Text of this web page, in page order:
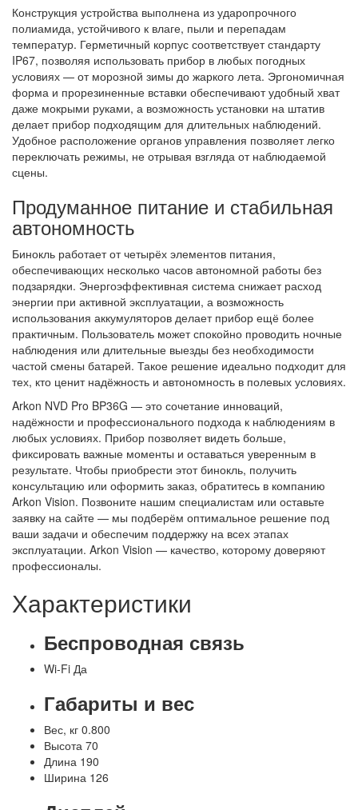
Конструкция устройства выполнена из ударопрочного
полиамида, устойчивого к влаге, пыли и перепадам
температур. Герметичный корпус соответствует стандарту
IP67, позволяя использовать прибор в любых погодных
условиях — от морозной зимы до жаркого лета. Эргономичная
форма и прорезиненные вставки обеспечивают удобный хват
даже мокрыми руками, а возможность установки на штатив
делает прибор подходящим для длительных наблюдений.
Удобное расположение органов управления позволяет легко
переключать режимы, не отрывая взгляда от наблюдаемой
сцены.
Продуманное питание и стабильная
автономность
Бинокль работает от четырёх элементов питания,
обеспечивающих несколько часов автономной работы без
подзарядки. Энергоэффективная система снижает расход
энергии при активной эксплуатации, а возможность
использования аккумуляторов делает прибор ещё более
практичным. Пользователь может спокойно проводить ночные
наблюдения или длительные выезды без необходимости
частой смены батарей. Такое решение идеально подходит для
тех, кто ценит надёжность и автономность в полевых условиях.
Arkon NVD Pro BP36G — это сочетание инноваций,
надёжности и профессионального подхода к наблюдениям в
любых условиях. Прибор позволяет видеть больше,
фиксировать важные моменты и оставаться уверенным в
результате. Чтобы приобрести этот бинокль, получить
консультацию или оформить заказ, обратитесь в компанию
Arkon Vision. Позвоните нашим специалистам или оставьте
заявку на сайте — мы подберём оптимальное решение под
ваши задачи и обеспечим поддержку на всех этапах
эксплуатации. Arkon Vision — качество, которому доверяют
профессионалы.
Характеристики
Беспроводная связь
Wi-Fi Да
Габариты и вес
Вес, кг 0.800
Высота 70
Длина 190
Ширина 126